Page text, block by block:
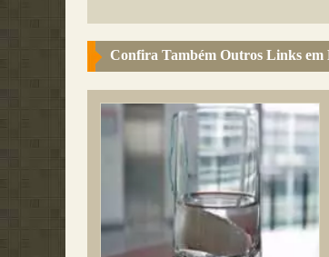
Confira Também Outros Links em